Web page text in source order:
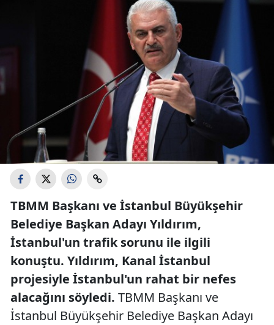
TBMM Başkanı ve İstanbul Büyükşehir
Belediye Başkan Adayı Yıldırım,
İstanbul'un trafik sorunu ile ilgili
konuştu. Yıldırım, Kanal İstanbul
projesiyle İstanbul'un rahat bir nefes
alacağını söyledi. TBMM Başkanı ve
İstanbul Büyükşehir Belediye Başkan Adayı